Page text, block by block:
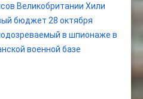
Великобритании Хили
бюджет 28 октября
в шпионаже в
военной базе